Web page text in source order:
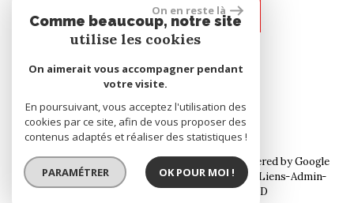
espace propriétaire
site réalisé par
© 2026 | Tous droits réservés | Traduction powered by Google
Plan du site Mentions légales Nos honoraires Liens Admin
Toutes nos annonces Politique RGPD
On en reste là
Comme beaucoup, notre site
utilise les cookies
On aimerait vous accompagner pendant
votre visite.
En poursuivant, vous acceptez l'utilisation des
cookies par ce site, afin de vous proposer des
contenus adaptés et réaliser des statistiques !
PARAMÉTRER OK POUR MOI !